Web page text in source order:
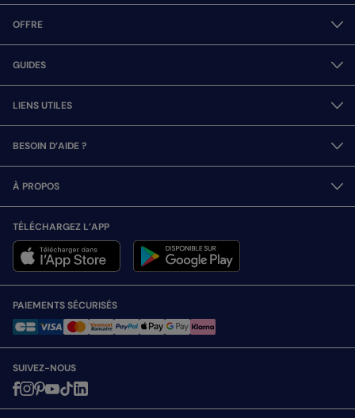
OFFRE
GUIDES
LIENS UTILES
BESOIN D’AIDE ?
À PROPOS
TÉLÉCHARGEZ L’APP
PAIEMENTS SÉCURISÉS
SUIVEZ-NOUS